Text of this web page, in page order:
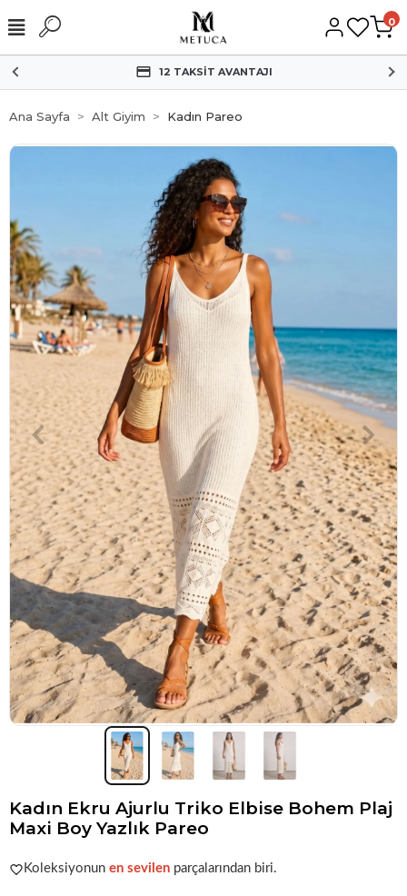
0
HIZLI KARGO
Ana Sayfa Alt Giyim Kadın Pareo
Kadın Ekru Ajurlu Triko Elbise Bohem Plaj
Maxi Boy Yazlık Pareo
Şu andaçok talep görüyor!
Koleksiyonun en sevilen parçalarından biri.